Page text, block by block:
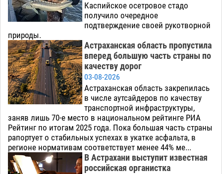
Каспийское осетровое стадо
получило очередное
подтверждение своей рукотворной
природы.
Астраханская область пропустила
вперед большую часть страны по
качеству дорог
03-08-2026
Астраханская область закрепилась
в числе аутсайдеров по качеству
транспортной инфраструктуры,
заняв лишь 70-е место в национальном рейтинге РИА
Рейтинг по итогам 2025 года. Пока большая часть страны
рапортует о стабильных успехах в укатке асфальта, в
регионе нормативам соответствует менее 44% ме...
В Астрахани выступит известная
российская органистка